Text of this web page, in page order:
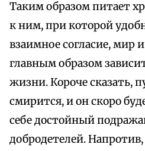
Таким образом питает
к ним, при которой
взаимное согласие, мир
главным образом
жизни. Короче сказать,
смирится, и он скоро
себе достойный
добродетелей.